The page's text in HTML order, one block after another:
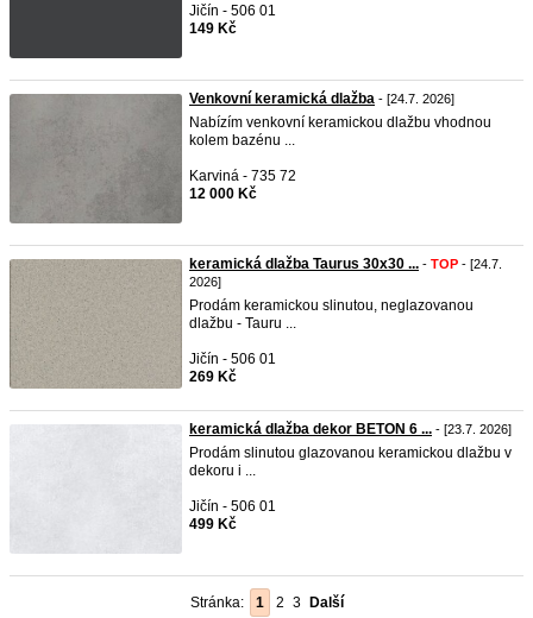
Jičín - 506 01
149 Kč
Venkovní keramická dlažba - [24.7. 2026]
Nabízím venkovní keramickou dlažbu vhodnou
kolem bazénu ...
Karviná - 735 72
12 000 Kč
keramická dlažba Taurus 30x30 ... - TOP - [24.7.
2026]
Prodám keramickou slinutou, neglazovanou
dlažbu - Tauru ...
Jičín - 506 01
269 Kč
keramická dlažba dekor BETON 6 ... - [23.7. 2026]
Prodám slinutou glazovanou keramickou dlažbu v
dekoru i ...
Jičín - 506 01
499 Kč
Stránka: 1 2 3 Další